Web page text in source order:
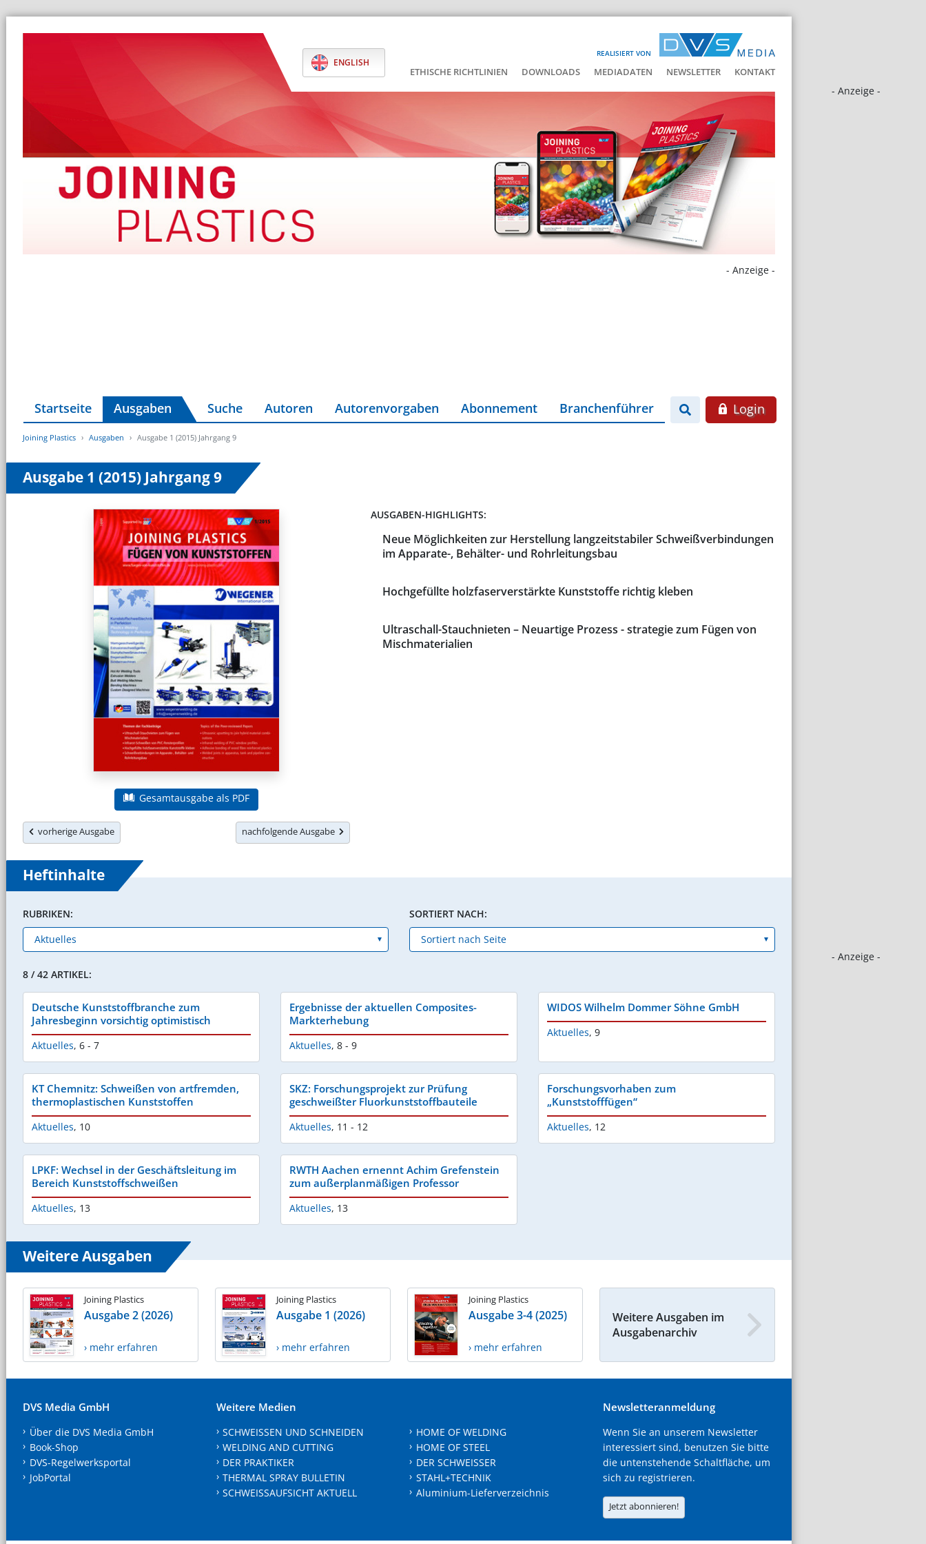
REALISIERT VON
ENGLISH
ETHISCHE RICHTLINIEN DOWNLOADS MEDIADATEN NEWSLETTER KONTAKT
- Anzeige -
- Anzeige -
- Anzeige -
Startseite Ausgaben Suche Autoren Autorenvorgaben Abonnement Branchenführer Login
Joining Plastics Ausgaben Ausgabe 1 (2015) Jahrgang 9
Ausgabe 1 (2015) Jahrgang 9
Gesamtausgabe als PDF
vorherige Ausgabe nachfolgende Ausgabe
AUSGABEN-HIGHLIGHTS:
Neue Möglichkeiten zur Herstellung langzeitstabiler Schweißverbindungen
im Apparate-, Behälter- und Rohrleitungsbau
Hochgefüllte holzfaserverstärkte Kunststoffe richtig kleben
Ultraschall-Stauchnieten – Neuartige Prozess - strategie zum Fügen von
Mischmaterialien
Heftinhalte
RUBRIKEN: SORTIERT NACH:
8 / 42 ARTIKEL:
Deutsche Kunststoffbranche zum
Jahresbeginn vorsichtig optimistisch
Aktuelles, 6 - 7
Ergebnisse der aktuellen Composites-
Markterhebung
Aktuelles, 8 - 9
WIDOS Wilhelm Dommer Söhne GmbH
Aktuelles, 9
KT Chemnitz: Schweißen von artfremden,
thermoplastischen Kunststoffen
Aktuelles, 10
SKZ: Forschungsprojekt zur Prüfung
geschweißter Fluorkunststoffbauteile
Aktuelles, 11 - 12
Forschungsvorhaben zum
„Kunststofffügen“
Aktuelles, 12
LPKF: Wechsel in der Geschäftsleitung im
Bereich Kunststoffschweißen
Aktuelles, 13
RWTH Aachen ernennt Achim Grefenstein
zum außerplanmäßigen Professor
Aktuelles, 13
Weitere Ausgaben
Joining Plastics
Ausgabe 2 (2026)
› mehr erfahren
Joining Plastics
Ausgabe 1 (2026)
› mehr erfahren
Joining Plastics
Ausgabe 3-4 (2025)
› mehr erfahren
Weitere Ausgaben im
Ausgabenarchiv
DVS Media GmbH
Über die DVS Media GmbH
Book-Shop
DVS-Regelwerksportal
JobPortal
Weitere Medien
SCHWEISSEN UND SCHNEIDEN
WELDING AND CUTTING
DER PRAKTIKER
THERMAL SPRAY BULLETIN
SCHWEISSAUFSICHT AKTUELL
HOME OF WELDING
HOME OF STEEL
DER SCHWEISSER
STAHL+TECHNIK
Aluminium-Lieferverzeichnis
Newsletteranmeldung
Wenn Sie an unserem Newsletter
interessiert sind, benutzen Sie bitte
die untenstehende Schaltfläche, um
sich zu registrieren.
Jetzt abonnieren!